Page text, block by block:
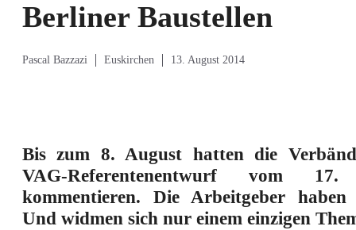
Berliner Baustellen
Pascal Bazzazi Euskirchen 13. August 2014
Bis zum 8. August hatten die
VAG-Referentenentwurf vom
kommentieren. Die Arbeitgeber haben
Und widmen sich nur einem einzigen